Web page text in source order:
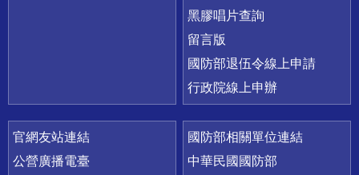
黑膠唱片查詢
留言版
國防部退伍令線上申請
行政院線上申辦
官網友站連結
公營廣播電臺
國防部相關單位連結
中華民國國防部